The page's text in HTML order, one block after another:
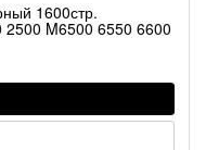
1600стр.
M6500 6550 6600